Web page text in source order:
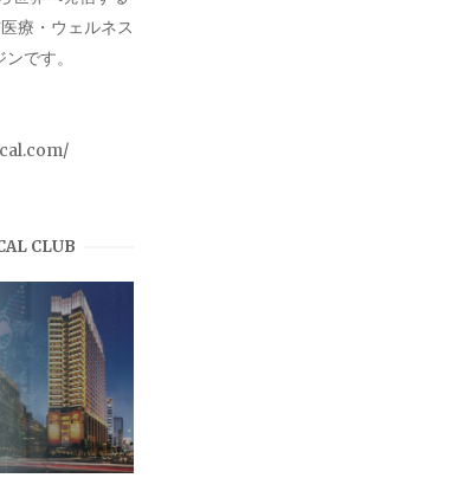
療・ウェルネス
です。
CLUB